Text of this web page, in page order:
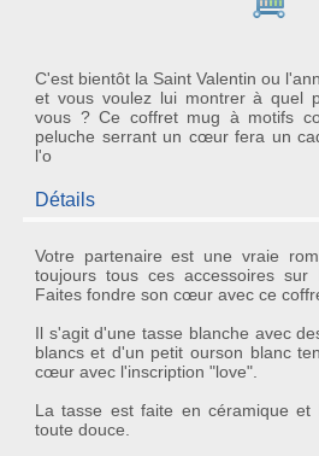
C'est bientôt la Saint Valentin ou
et vous voulez lui montrer à quel
vous ? Ce coffret mug à motifs
peluche serrant un cœur fera un
l'o
Détails
Votre partenaire est une vraie
toujours tous ces accessoires
Faites fondre son cœur avec ce
Il s'agit d'unetasse blanche avec
blancs et d'un petit ourson blanc
cœur avec l'inscription "love".
La tasse est faite en céramiqueet
toute douce.